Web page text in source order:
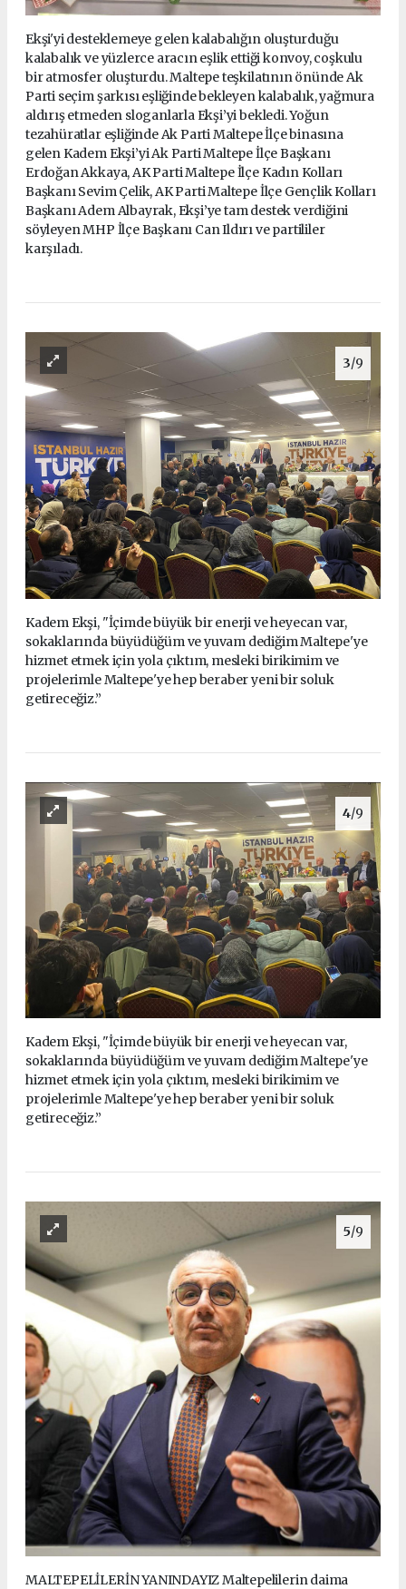
Ekşi'yi desteklemeye gelen kalabalığın oluşturduğu
kalabalık ve yüzlerce aracın eşlik ettiği konvoy, coşkulu
bir atmosfer oluşturdu. Maltepe teşkilatının önünde Ak
Parti seçim şarkısı eşliğinde bekleyen kalabalık, yağmura
aldırış etmeden sloganlarla Ekşi’yi bekledi. Yoğun
tezahüratlar eşliğinde Ak Parti Maltepe İlçe binasına
gelen Kadem Ekşi’yi Ak Parti Maltepe İlçe Başkanı
Erdoğan Akkaya, AK Parti Maltepe İlçe Kadın Kolları
Başkanı Sevim Çelik, AK Parti Maltepe İlçe Gençlik Kolları
Başkanı Adem Albayrak, Ekşi’ye tam destek verdiğini
söyleyen MHP İlçe Başkanı Can Ildırı ve partililer
karşıladı.
3/9
Kadem Ekşi, "İçimde büyük bir enerji ve heyecan var,
sokaklarında büyüdüğüm ve yuvam dediğim Maltepe'ye
hizmet etmek için yola çıktım, mesleki birikimim ve
projelerimle Maltepe'ye hep beraber yeni bir soluk
getireceğiz.”
4/9
Kadem Ekşi, "İçimde büyük bir enerji ve heyecan var,
sokaklarında büyüdüğüm ve yuvam dediğim Maltepe'ye
hizmet etmek için yola çıktım, mesleki birikimim ve
projelerimle Maltepe'ye hep beraber yeni bir soluk
getireceğiz.”
5/9
MALTEPELİLERİN YANINDAYIZ Maltepelilerin daima